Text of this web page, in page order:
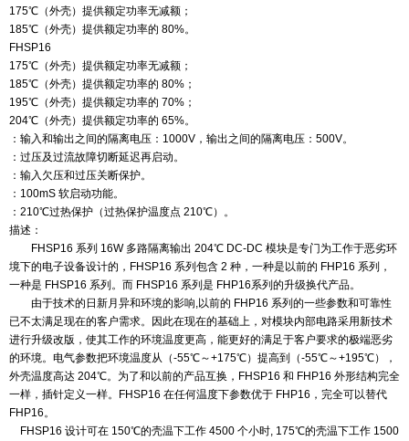
175℃（外壳）提供额定功率无减额；
185℃（外壳）提供额定功率的 80%。
FHSP16
175℃（外壳）提供额定功率无减额；
185℃（外壳）提供额定功率的 80%；
195℃（外壳）提供额定功率的 70%；
204℃（外壳）提供额定功率的 65%。
：输入和输出之间的隔离电压：1000V，输出之间的隔离电压：500V。
：过压及过流故障切断延迟再启动。
：输入欠压和过压关断保护。
：100mS 软启动功能。
：210℃过热保护（过热保护温度点 210℃）。
描述：
FHSP16 系列 16W 多路隔离输出 204℃ DC-DC 模块是专门为工作于恶劣环
境下的电子设备设计的， FHSP16 系列包含 2 种，一种是以前的 FHP16 系列，
一种是 FHSP16 系列。而 FHSP16 系列是 FHP16系列的升级换代产品。
由于技术的日新月异和环境的影响,以前的 FHP16 系列的一些参数和可靠性
已不太满足现在的客户需求。因此在现在的基础上，对模块内部电路采用新技术
进行升级改版，使其工作的环境温度更高，能更好的满足于客户要求的极端恶劣
的环境。电气参数把环境温度从（-55℃～+175℃）提高到（-55℃～+195℃），
外壳温度高达 204℃。为了和以前的产品互换，FHSP16 和 FHP16 外形结构完全
一样，插针定义一样。FHSP16 在任何温度下参数优于 FHP16，完全可以替代
FHP16。
FHSP16 设计可在 150℃的壳温下工作 4500 个小时, 175℃的壳温下工作 1500